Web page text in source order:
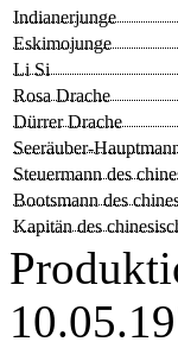
Indianerjunge
Eskimojunge
Li Si
Rosa Drache
Dürrer Drache
Seeräuber-
Steuermann des
Bootsmann des
Kapitän des